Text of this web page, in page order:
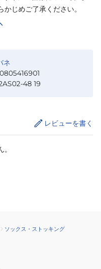
じめご了承ください。
ネ
48 19
レビューを書く
ソックス・ストッキング